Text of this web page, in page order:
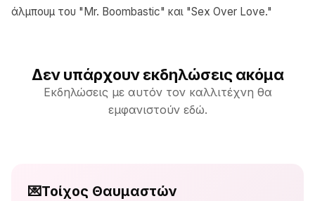
άλμπουμ του "Mr. Boombastic" και "Sex Over Love."
Δεν υπάρχουν εκδηλώσεις ακόμα
Εκδηλώσεις με αυτόν τον καλλιτέχνη θα
εμφανιστούν εδώ.
💌Τοίχος Θαυμαστών